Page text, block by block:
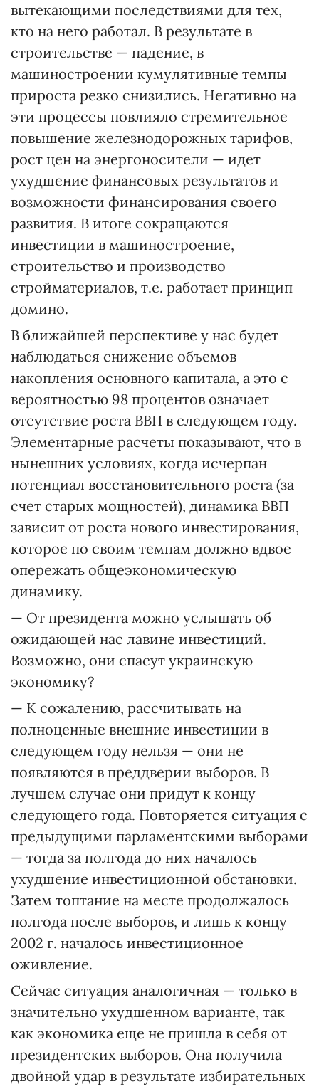
вытекающими последствиями для тех,
кто на него работал. В результате в
строительстве — падение, в
машиностроении кумулятивные темпы
прироста резко снизились. Негативно на
эти процессы повлияло стремительное
повышение железнодорожных тарифов,
рост цен на энергоносители — идет
ухудшение финансовых результатов и
возможности финансирования своего
развития. В итоге сокращаются
инвестиции в машиностроение,
строительство и производство
стройматериалов, т.е. работает принцип
домино.
В ближайшей перспективе у нас будет
наблюдаться снижение объемов
накопления основного капитала, а это с
вероятностью 98 процентов означает
отсутствие роста ВВП в следующем году.
Элементарные расчеты показывают, что в
нынешних условиях, когда исчерпан
потенциал восстановительного роста (за
счет старых мощностей), динамика ВВП
зависит от роста нового инвестирования,
которое по своим темпам должно вдвое
опережать общеэкономическую
динамику.
— От президента можно услышать об
ожидающей нас лавине инвестиций.
Возможно, они спасут украинскую
экономику?
— К сожалению, рассчитывать на
полноценные внешние инвестиции в
следующем году нельзя — они не
появляются в преддверии выборов. В
лучшем случае они придут к концу
следующего года. Повторяется ситуация с
предыдущими парламентскими выборами
— тогда за полгода до них началось
ухудшение инвестиционной обстановки.
Затем топтание на месте продолжалось
полгода после выборов, и лишь к концу
2002 г. началось инвестиционное
оживление.
Сейчас ситуация аналогичная — только в
значительно ухудшенном варианте, так
как экономика еще не пришла в себя от
президентских выборов. Она получила
двойной удар в результате избирательных